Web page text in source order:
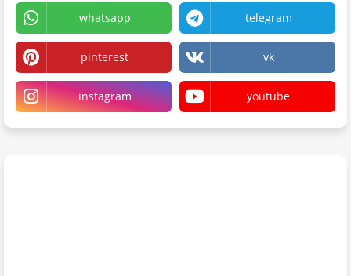
whatsapp telegram
pinterest vk
instagram youtube